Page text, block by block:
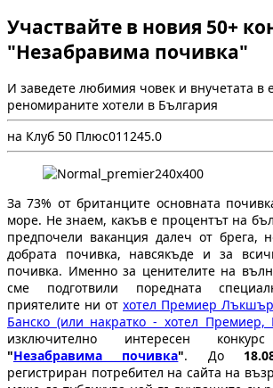
Участвайте в новия 50+
"Незабравима почивка"
И заведете любимия човек и внучетата в
реномираните хотели в България
на Клуб 50 Плюс011245.0
За 73% от британците основната
море. Не знаем, какъв е процентът на
предпочели ваканция далеч от брега,
добрата почивка, навсякъде и за
почивка. Именно за ценителите на
сме подготвили поредната
приятелите ни от хотел Премиер
Банско (или накратко - хотел Премиер,
изключително интересен
"Незабравима почивка". До
регистриран потребител на сайта на